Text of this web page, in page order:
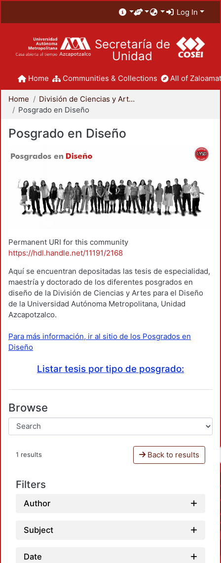
Log In
Secretaría de
Unidad
Home Communities & Collections All of
Home
División de Ciencias y Artes para el Diseño
Posgrado en Diseño
Posgrado en Diseño
Permanent URI for this community
https://hdl.handle.net/11191/2168
Aquí se encuentran depositadas las tesis de especialidad,
maestría y doctorado de los diferentes posgrados en
diseño de la División de Ciencias y Artes para el Diseño
de la Universidad Autónoma Metropolitana, Unidad
Azcapotzalco.
Para más información, ir al sitio de los Posgrados en
Diseño
Listar tesis por tipo de posgrado:
Browse
1 results Back to results
Filters
Author
Subject
Date